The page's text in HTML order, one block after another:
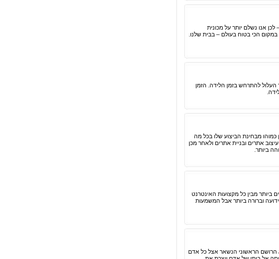
אנו נשלם יותר על מכונית
הכי בטוח בעולם – בבית שלנו.
העלול להתרחש בזמן הלידה. הזמן
כמוהו מבחינת הביצוע שלו בכל מה
אתרים ובניית אתרים ולאחר מכן
ביותר.
ביותר מבין כל מקצועות האינטרנט
וברורה ביותר אבל המשמעות
הרושם הראשוני הנשאר אצל כל אדם